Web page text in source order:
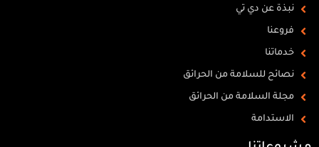
نبذة عن دي تي
فروعنا
خدماتنا
نصائح للسلامة من الحرائق
مجلة السلامة من الحرائق
الاستدامة